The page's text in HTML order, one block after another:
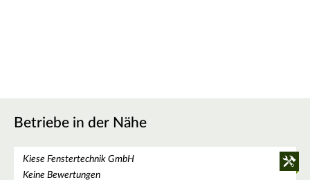
Betriebe in der Nähe
Kiese Fenstertechnik GmbH
Keine Bewertungen